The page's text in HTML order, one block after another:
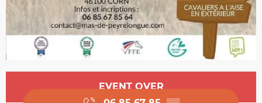
Opening hours & contact details
EVENT OVER